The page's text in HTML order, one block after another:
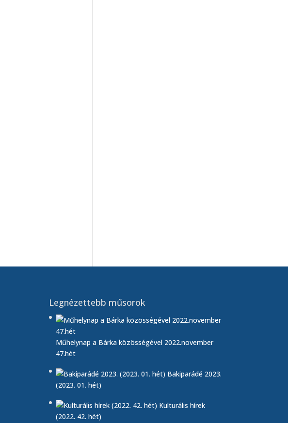
Legnézettebb műsorok
Műhelynap a Bárka közösségével 2022.november
47.hét
Bakiparádé 2023.
(2023. 01. hét)
Kulturális hírek
(2022. 42. hét)